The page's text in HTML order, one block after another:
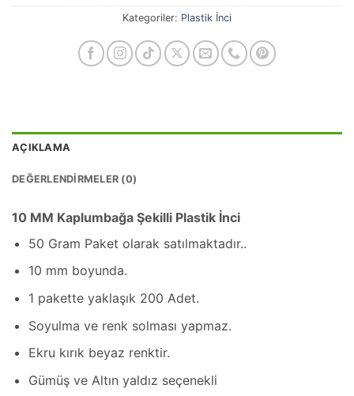
Kategoriler: Plastik İnci
AÇIKLAMA
DEĞERLENDIRMELER (0)
10 MM Kaplumbağa Şekilli Plastik İnci
50 Gram Paket olarak satılmaktadır..
10 mm boyunda.
1 pakette yaklaşık 200 Adet.
Soyulma ve renk solması yapmaz.
Ekru kırık beyaz renktir.
Gümüş ve Altın yaldız seçenekli